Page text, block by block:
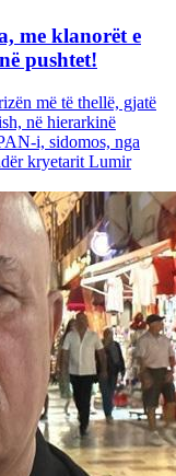
me klanorët e
pushtet!
më të thellë, gjatë
në hierarkinë
i, sidomos, nga
kryetarit Lumir